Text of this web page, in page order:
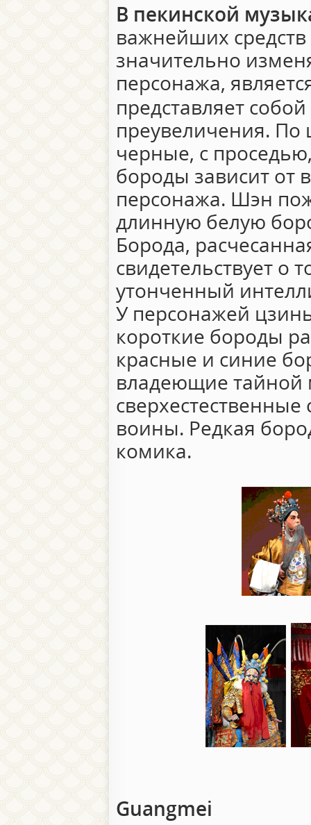
В пекинской
важнейших
значительно
персонажа,
представляет
преувеличения. По
черные, с
бороды зависит от
персонажа. Шэн
длинную белую
Борода,
свидетельствует о
утонченный
У персонажей
короткие бороды
красные и синие
владеющие тайной
воины. Редкая
комика.
Guangmei